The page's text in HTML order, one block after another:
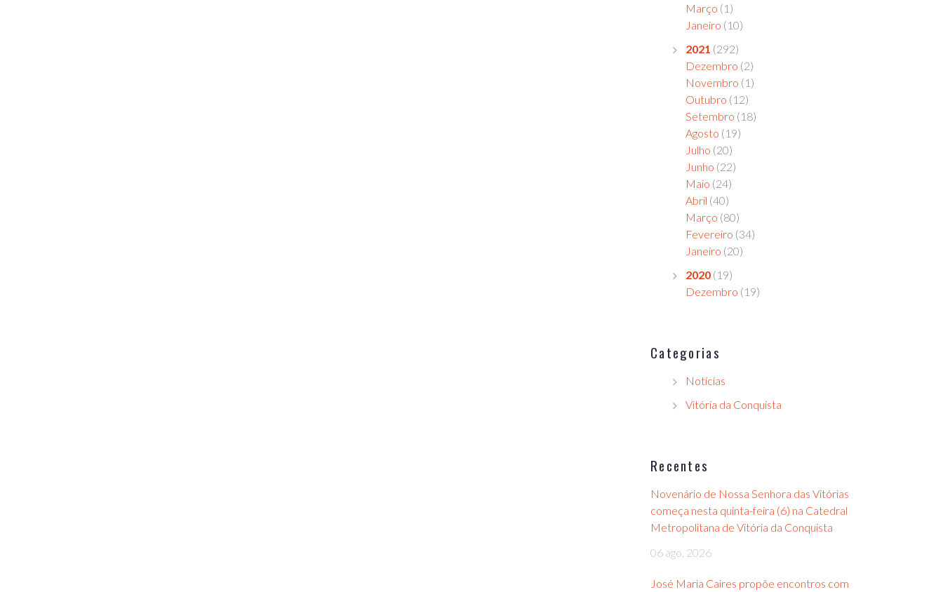
Março (1)
Janeiro (10)
2021 (292)
Dezembro (2)
Novembro (1)
Outubro (12)
Setembro (18)
Agosto (19)
Julho (20)
Junho (22)
Maio (24)
Abril (40)
Março (80)
Fevereiro (34)
Janeiro (20)
2020 (19)
Dezembro (19)
Categorias
Notícias
Vitória da Conquista
Recentes
Novenário de Nossa Senhora das Vitórias
começa nesta quinta-feira (6) na Catedral
Metropolitana de Vitória da Conquista
06 ago, 2026
José Maria Caires propõe encontros com